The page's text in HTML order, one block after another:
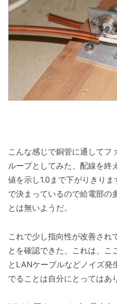
こんな感じで銅管に通してフ
ループとしてみた、配線を終
値を示し1.0まで下がりきり
で決まっているので給電部の
とは無いようだ。
これで少し指向性が改善され
とを確認できた、これは、こ
とLANケーブルなどノイズ発
でることは自分にとってはあ